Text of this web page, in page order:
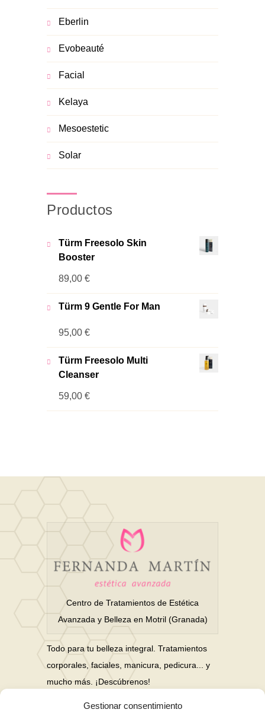
Gestionar consentimiento
Eberlin
Evobeauté
Facial
Kelaya
Mesoestetic
Solar
Productos
Türm Freesolo Skin
Booster
89,00 €
Türm 9 Gentle For Man
95,00 €
Türm Freesolo Multi
Cleanser
59,00 €
Centro de Tratamientos de Estética
Avanzada y Belleza en Motril (Granada)
Todo para tu belleza integral. Tratamientos
corporales, faciales, manicura, pedicura... y
mucho más. ¡Descúbrenos!
Nuestras Redes Sociales